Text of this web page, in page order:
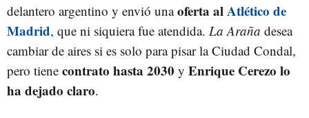
delantero argentino y envió unaoferta alAtlético de
Madrid, que ni siquiera fue atendida. La Araña desea
cambiar de aires si es solo para pisar la Ciudad Condal,
pero tiene contrato hasta 2030 y Enrique Cerezo lo
ha dejado claro.